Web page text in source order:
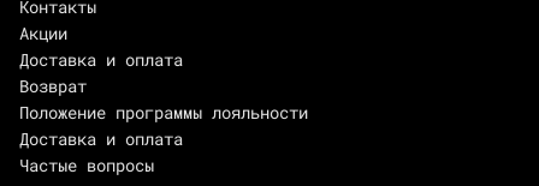
Контакты
Акции
Доставка и оплата
Возврат
Положение программы лояльности
Доставка и оплата
Частые вопросы